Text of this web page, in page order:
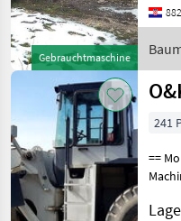
Gebrauchtmaschine
O&K
241
==